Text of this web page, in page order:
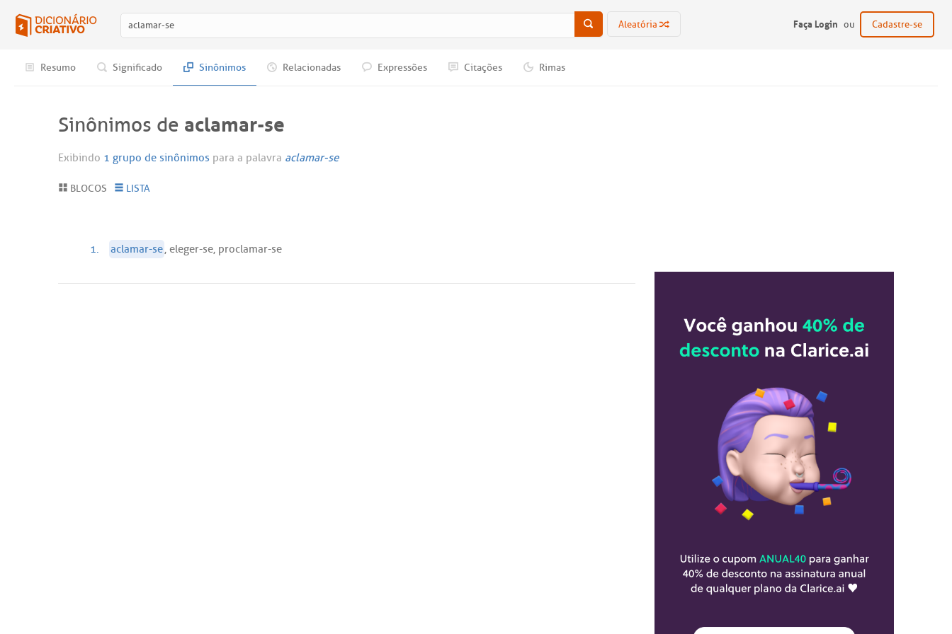
Aleatória Faça Login ou Cadastre-se
Resumo Significado Sinônimos Relacionadas Expressões Citações Rimas
Sinônimos de aclamar-se
Exibindo 1 grupo de sinônimos para a palavra aclamar-se
BLOCOS LISTA
1. aclamar-se, eleger-se, proclamar-se